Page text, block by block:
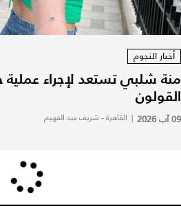
أخبار النجوم
منة شلبي تستعد لإجراء عملية
القولون
09 آب 2026 | القاهرة - شريف عبد الفهيم